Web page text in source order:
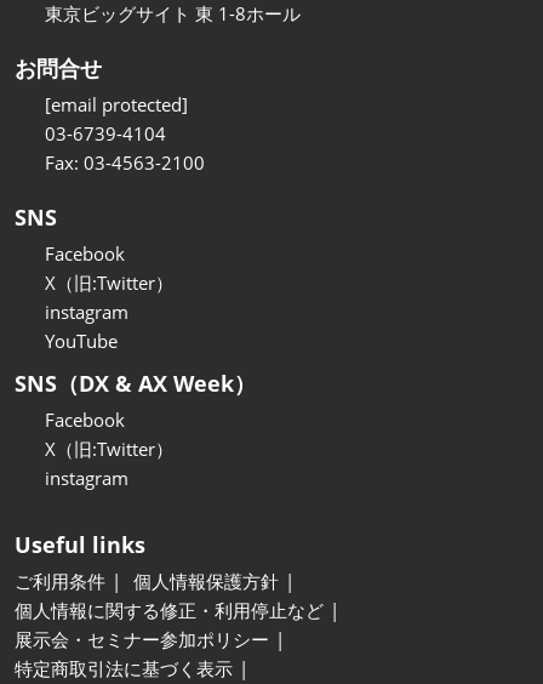
東京ビッグサイト 東 1-8ホール
お問合せ
[email protected]
03-6739-4104
Fax: 03-4563-2100
SNS
Facebook
X（旧:Twitter）
instagram
YouTube
SNS（DX & AX Week）
Facebook
X（旧:Twitter）
instagram
Useful links
ご利用条件
個人情報保護方針
個人情報に関する修正・利用停止など
展示会・セミナー参加ポリシー
特定商取引法に基づく表示